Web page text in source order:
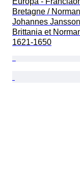
Bretagne /
Johannes
Brittania et
1621-1650